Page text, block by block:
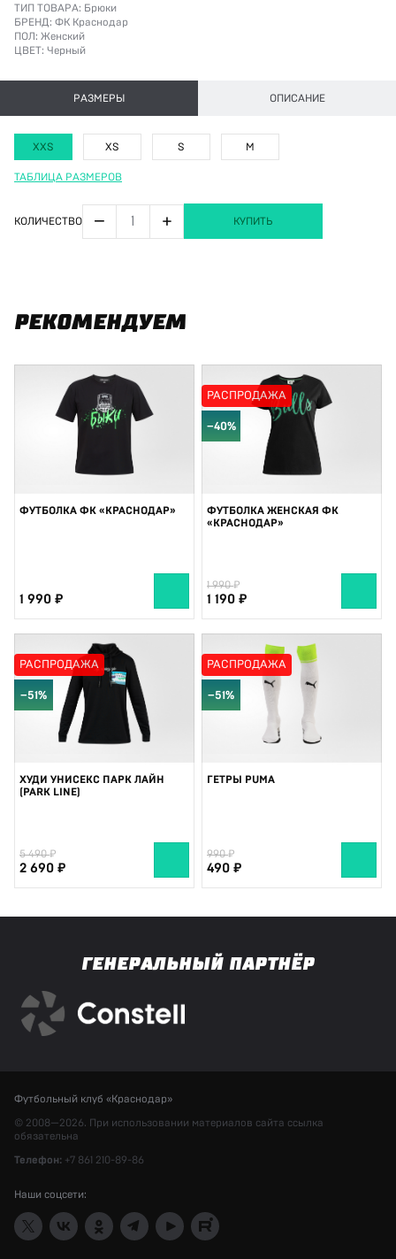
ТИП ТОВАРА: Брюки
БРЕНД: ФК Краснодар
ПОЛ: Женский
ЦВЕТ: Черный
РАЗМЕРЫ ОПИСАНИЕ
XXS XS S M
ТАБЛИЦА РАЗМЕРОВ
КОЛИЧЕСТВО − + КУПИТЬ
РЕКОМЕНДУЕМ
ФУТБОЛКА ФК «КРАСНОДАР»
1 990
РАСПРОДАЖА
−40%
ФУТБОЛКА ЖЕНСКАЯ ФК
«КРАСНОДАР»
1 990
1 190
РАСПРОДАЖА
−51%
ХУДИ УНИСЕКС ПАРК ЛАЙН
(PARK LINE)
5 490
2 690
РАСПРОДАЖА
−51%
ГЕТРЫ PUMA
990
490
ГЕНЕРАЛЬНЫЙ ПАРТНЁР
Футбольный клуб «Краснодар»
© 2008—2026. При использовании материалов сайта ссылка
обязательна
Телефон: +7 861 210-89-86
Наши соцсети: